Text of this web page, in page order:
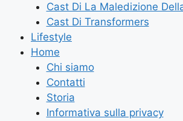
Cast Di La Maledizione
Cast Di Transformers
Lifestyle
Home
Chi siamo
Contatti
Storia
Informativa sulla privacy